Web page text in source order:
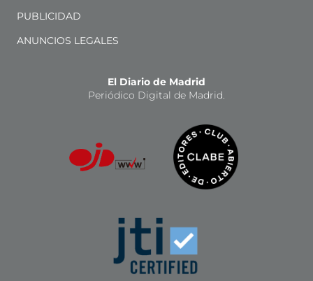
PUBLICIDAD
ANUNCIOS LEGALES
El Diario de Madrid
Periódico Digital de Madrid.